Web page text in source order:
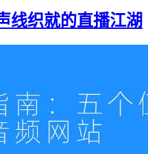
线织就的直播江湖